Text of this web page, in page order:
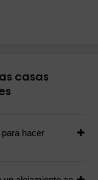
casas
hacer